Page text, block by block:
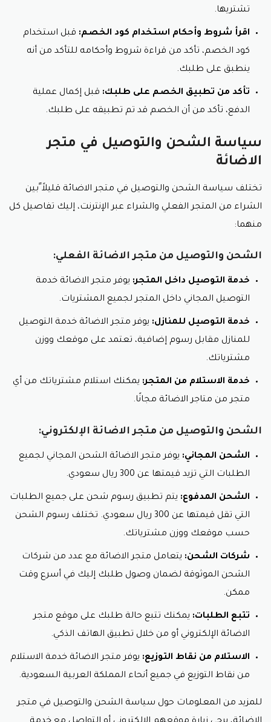
تشتريها.
اقرأ شروط وأحكام استخدام كود الخصم: قبل استخدام
كود الخصم، تأكد من قراءة شروط وأحكامه للتأكد من أنه
ينطبق على طلبك.
تأكد من تطبيق الخصم على طلبك: قبل إكمال عملية
الدفع، تأكد من أن الخصم قد تم تطبيقه على طلبك.
سياسة الشحن والتوصيل في متجر
الاضائة
تختلف سياسة الشحن والتوصيل في متجر الاضائة قليلاً ًبين
الشراء من المتجر الفعلي والشراء عبر الإنترنت، إليك تفاصيل كل
منهما:
الشحن والتوصيل من متجر الاضائة الفعلي:
خدمة التوصيل داخل المتجر: يوفر متجر الاضائة خدمة
التوصيل المجاني داخل المتجر لجميع المشتريات.
خدمة التوصيل للمنازل: يوفر متجر الاضائة خدمة التوصيل
للمنازل مقابل رسوم إضافية، تعتمد على موقعك ووزن
مشترياتك.
خدمة الاستلام من المتجر: يمكنك استلام مشترياتك من أي
متجر من متاجر الاضائة مجانًا.
الشحن والتوصيل من متجر الاضائة الإلكتروني:
الشحن المجاني: يوفر متجر الاضائة الشحن المجاني لجميع
الطلبات التي تزيد قيمتها عن 300 ريال سعودي.
الشحن المدفوع: يتم تطبيق رسوم شحن على جميع الطلبات
التي تقل قيمتها عن 300 ريال سعودي. تختلف رسوم الشحن
حسب موقعك ووزن مشترياتك.
شركات الشحن: يتعامل متجر الاضائة مع عدد من شركات
الشحن الموثوقة لضمان وصول طلبك إليك في أسرع وقت
ممكن.
تتبع الطلبات: يمكنك تتبع حالة طلبك على موقع متجر
الاضائة الإلكتروني أو من خلال تطبيق الهاتف الذكي.
الاستلام من نقاط التوزيع: يوفر متجر الاضائة خدمة الاستلام
من نقاط التوزيع في جميع أنحاء المملكة العربية السعودية.
للمزيد من المعلومات حول سياسة الشحن والتوصيل في متجر